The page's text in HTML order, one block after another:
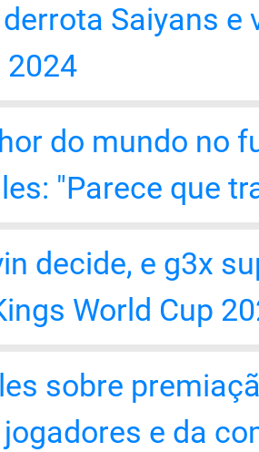
Saiyans e
2024
do mundo no
"Parece que
decide, e g3x
World Cup
sobre
e da